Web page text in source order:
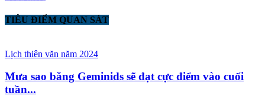
TIÊU ĐIỂM QUAN SÁT
Lịch thiên văn năm 2024
Mưa sao băng Geminids sẽ đạt cực điểm vào cuối
tuần...